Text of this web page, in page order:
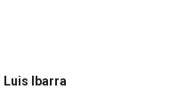
Luis Ibarra